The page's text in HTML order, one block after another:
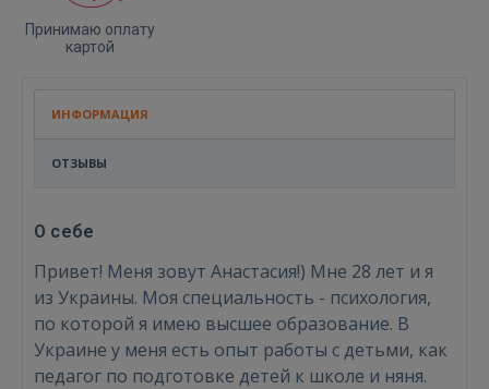
Принимаю оплату
картой
ИНФОРМАЦИЯ
ОТЗЫВЫ
О себе
Привет! Меня зовут Анастасия!) Мне 28 лет и я
из Украины. Моя специальность - психология,
по которой я имею высшее образование. В
Украине у меня есть опыт работы с детьми, как
педагог по подготовке детей к школе и няня.